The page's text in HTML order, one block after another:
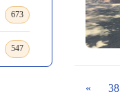
673
547
« 38